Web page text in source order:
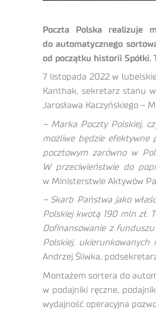
Poczta Polska realizuje
do automatycznego
od początku historii Spółki.
7 listopada 2022 w
Kanthak, sekretarz stanu
Jarosława Kaczyńskiego –
– Marka Poczty Polskiej,
możliwe będzie efektywne
pocztowym zarówno w
W przeciwieństwie do
w Ministerstwie Aktywów
– Skarb Państwa jako
Polskiej kwotą 190 mln zł.
Dofinansowanie z
Polskiej, ukierunkowanych
Andrzej Śliwka,
Montażem sortera do
w podajniki ręczne,
wydajność operacyjna